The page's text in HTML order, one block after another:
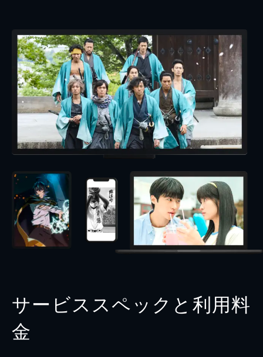
サービススペックと利用料
金